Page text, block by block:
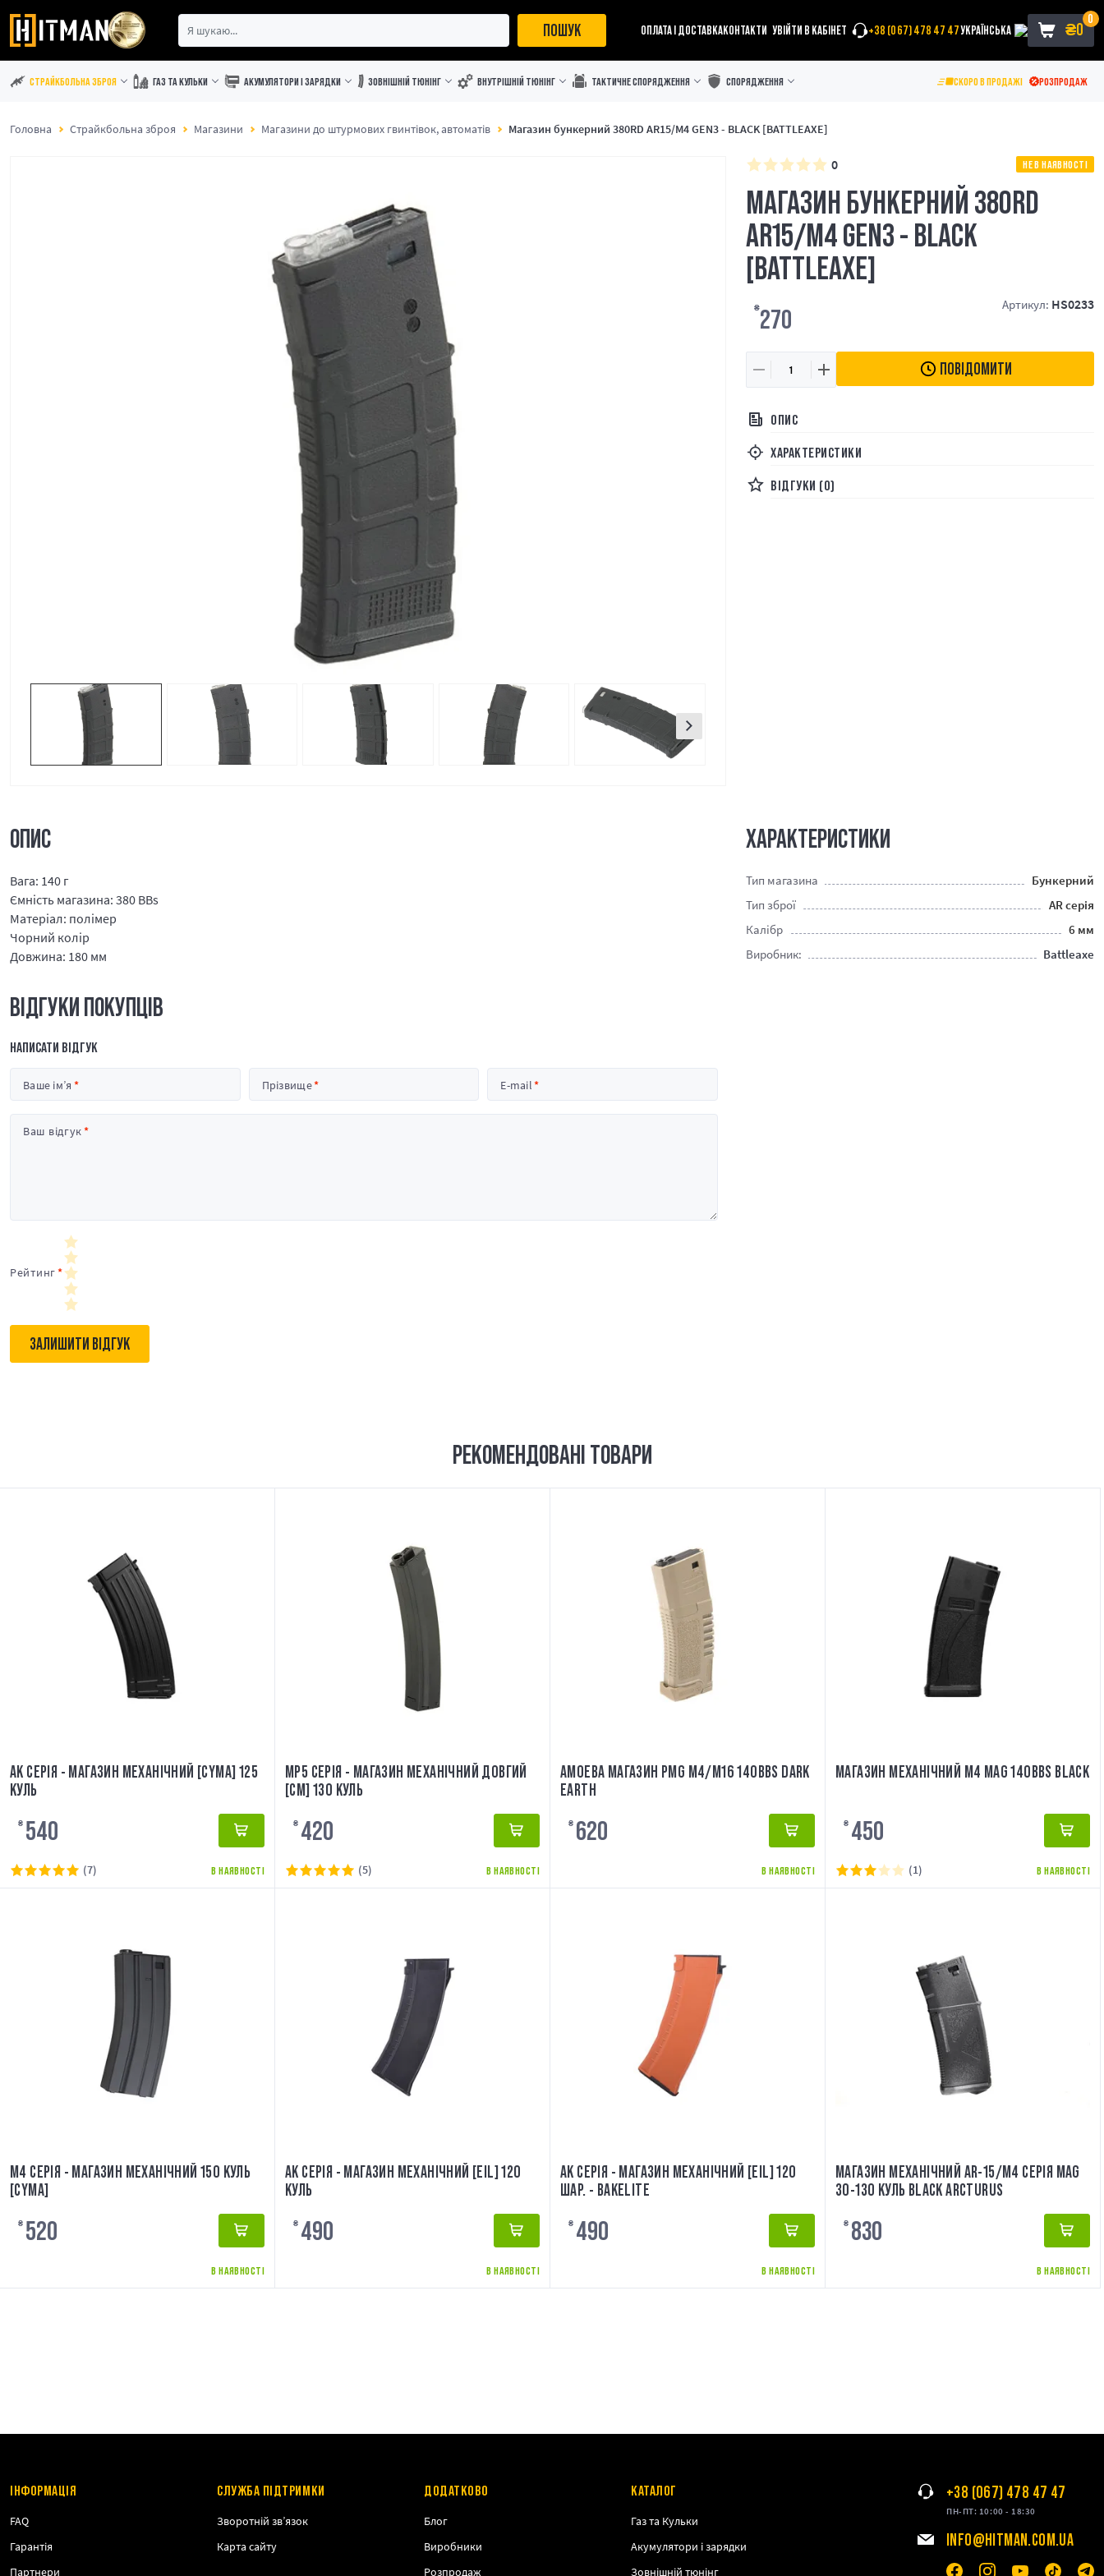
ПОШУК ОПЛАТА І ДОСТАВКАКОНТАКТИ УВІЙТИ В КАБІНЕТ +38 (067) 478 47 47УКРАЇНСЬКА
0
₴0
СТРАЙКБОЛЬНА ЗБРОЯ ГАЗ ТА КУЛЬКИ АКУМУЛЯТОРИ І ЗАРЯДКИ ЗОВНІШНІЙ ТЮНІНГ ВНУТРІШНІЙ ТЮНІНГ ТАКТИЧНЕ СПОРЯДЖЕННЯ СПОРЯДЖЕННЯ СКОРО В ПРОДАЖІ РОЗПРОДАЖ
Головна Страйкбольна зброя Магазини Магазини до штурмових гвинтівок, автоматів Магазин бункерний 380RD AR15/M4 GEN3 - BLACK [BATTLEAXE]
0 НЕ В НАЯВНОСТІ
МАГАЗИН БУНКЕРНИЙ 380RD
AR15/M4 GEN3 - BLACK
[BATTLEAXE]
₴270 Артикул: HS0233
ПОВІДОМИТИ
ОПИС
ХАРАКТЕРИСТИКИ
ВІДГУКИ (0)
ОПИС
Вага: 140 г
Ємність магазина: 380 BBs
Матеріал: полімер
Чорний колір
Довжина: 180 мм
ВІДГУКИ ПОКУПЦІВ
НАПИСАТИ ВІДГУК
Ваше ім’я Прізвище E-mail
Ваш відгук
Рейтинг
ЗАЛИШИТИ ВІДГУК
ХАРАКТЕРИСТИКИ
Тип магазина
Бункерний
Тип зброї
AR серія
Калібр
6 мм
Виробник:
Battleaxe
РЕКОМЕНДОВАНІ ТОВАРИ
AK СЕРІЯ - МАГАЗИН МЕХАНІЧНИЙ [CYMA] 125
КУЛЬ
₴ 540
В НАЯВНОСТІ
(7)
MP5 СЕРІЯ - МАГАЗИН МЕХАНІЧНИЙ ДОВГИЙ
[CM] 130 КУЛЬ
₴ 420
В НАЯВНОСТІ
(5)
AMOEBA МАГАЗИН PMG M4/M16 140BBS DARK
EARTH
₴ 620
В НАЯВНОСТІ
МАГАЗИН МЕХАНІЧНИЙ M4 MAG 140BBS BLACK
₴ 450
В НАЯВНОСТІ
(1)
M4 СЕРІЯ - МАГАЗИН МЕХАНІЧНИЙ 150 КУЛЬ
[CYMA]
₴ 520
В НАЯВНОСТІ
AK СЕРІЯ - МАГАЗИН МЕХАНІЧНИЙ [EIL] 120
КУЛЬ
₴ 490
В НАЯВНОСТІ
AK СЕРІЯ - МАГАЗИН МЕХАНІЧНИЙ [EIL] 120
ШАР. - BAKELITE
₴ 490
В НАЯВНОСТІ
МАГАЗИН МЕХАНІЧНИЙ AR-15/M4 СЕРІЯ MAG
30-130 КУЛЬ BLACK ARCTURUS
₴ 830
В НАЯВНОСТІ
ІНФОРМАЦІЯ
FAQ
Гарантія
Партнери
СЛУЖБА ПІДТРИМКИ
Зворотній зв’язок
Карта сайту
ДОДАТКОВО
Блог
Виробники
Розпродаж
КАТАЛОГ
Газ та Кульки
Акумулятори і зарядки
Зовнішній тюнінг
+38 (067) 478 47 47
ПН-ПТ: 10:00 - 18:30
INFO@HITMAN.COM.UA